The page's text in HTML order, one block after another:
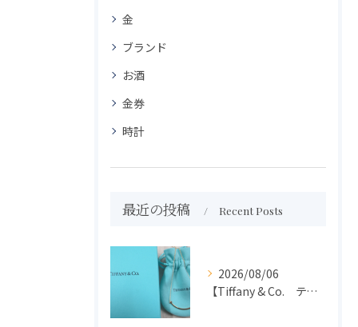
金
ブランド
お酒
金券
時計
最近の投稿 Recent Posts
2026/08/06
【Tiffany & Co. ティファニー】買取 大吉盛岡店 アクセサリー買取しました！！